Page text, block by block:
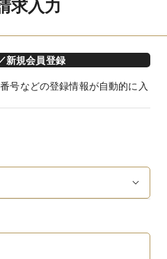
求入力
新規会員登録
号などの登録情報が自動的に入